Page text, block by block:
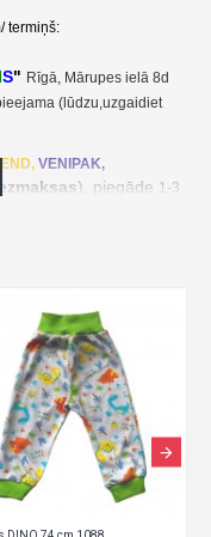
termiņš:
IS" Rīgā, Mārupes ielā 8d
(lūdzu,uzgaidiet
SEND, VENIPAK,
), piegāde 1-3
UNISEND, Udrop,
Udrop, LPExpress,
(pasūtījumamvirs
dienu laikā;
svara un izmēriem. Pēc
kurjera piegādes